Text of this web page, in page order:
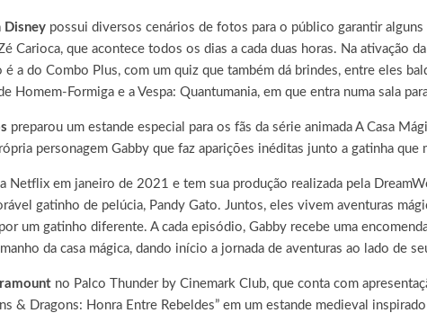
Disney possui diversos cenários de fotos para o público garantir
Carioca, que acontece todos os dias a cada duas horas. Na ativação
é a do Combo Plus, com um quiz que também dá brindes, entre eles
Homem-Formiga e a Vespa: Quantumania, em que entra numa sala
preparou um estande especial para os fãs da série animada A Casa
personagem Gabby que faz aparições inéditas junto a gatinha que
Netflix em janeiro de 2021 e tem sua produção realizada pela
gatinho de pelúcia, Pandy Gato. Juntos, eles vivem aventuras
um gatinho diferente. A cada episódio, Gabby recebe uma
da casa mágica, dando início a jornada de aventuras ao lado de
no Palco Thunder by Cinemark Club, que conta com
& Dragons: Honra Entre Rebeldes” em um estande medieval